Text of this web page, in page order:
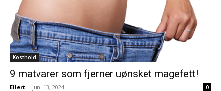
Kosthold
9 matvarer som fjerner uønsket magefett!
Eilert - juni 13, 2024 0